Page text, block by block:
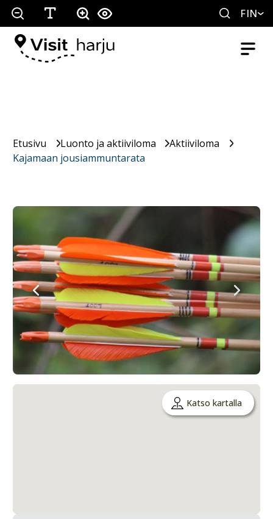
FIN
Etusivu Luonto ja aktiiviloma
Aktiiviloma
Kajamaan jousiammuntarata
Katso kartalla